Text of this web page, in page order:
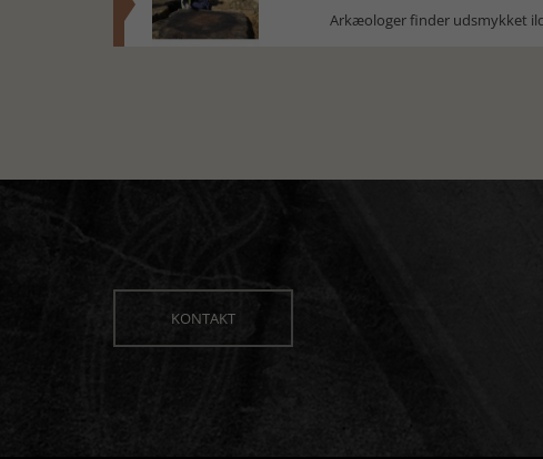
Arkæologer finder udsmykket
KONTAKT